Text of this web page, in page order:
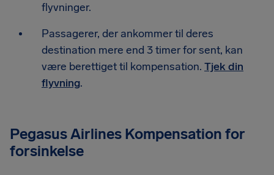
flyvninger.
Passagerer, der ankommer til deres
destination mere end 3 timer for sent, kan
være berettiget til kompensation. Tjek din
flyvning.
Pegasus Airlines Kompensation for
forsinkelse